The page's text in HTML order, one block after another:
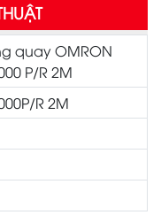
quay OMRON
P/R 2M
R 2M